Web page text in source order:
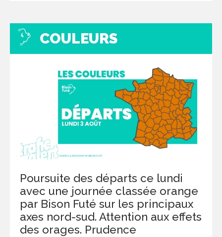
COULEURS
Poursuite des départs ce lundi
avec une journée classée orange
par Bison Futé sur les principaux
axes nord-sud. Attention aux effets
des orages. Prudence